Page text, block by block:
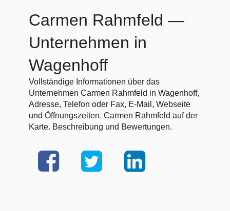
Carmen Rahmfeld —
Unternehmen in
Wagenhoff
Vollständige Informationen über das
Unternehmen Carmen Rahmfeld in Wagenhoff,
Adresse, Telefon oder Fax, E-Mail, Webseite
und Öffnungszeiten. Carmen Rahmfeld auf der
Karte. Beschreibung und Bewertungen.